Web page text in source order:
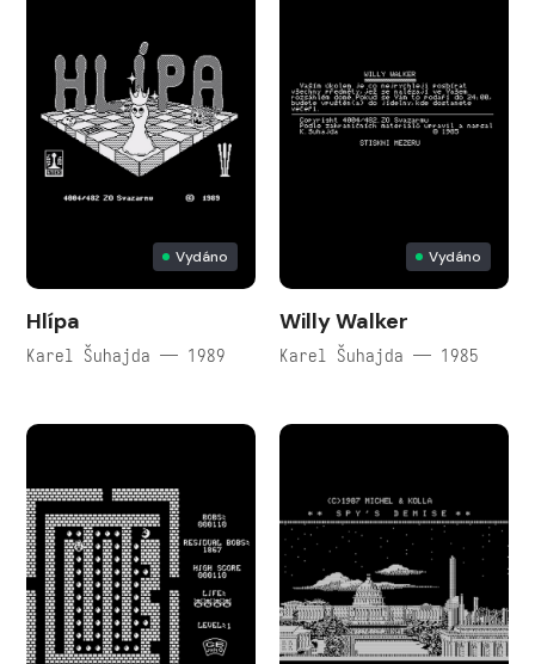
Vydáno
Hlípa
Karel Šuhajda — 1989
Vydáno
Willy Walker
Karel Šuhajda — 1985